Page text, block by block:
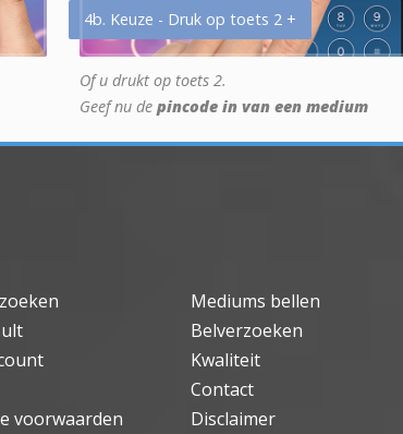
4b. Keuze - Druk op toets 2 +
Of u drukt op toets 2.
Geef nu de pincode in van een medium
Mediums bellen
Belverzoeken
Kwaliteit
Contact
voorwaarden
Disclaimer